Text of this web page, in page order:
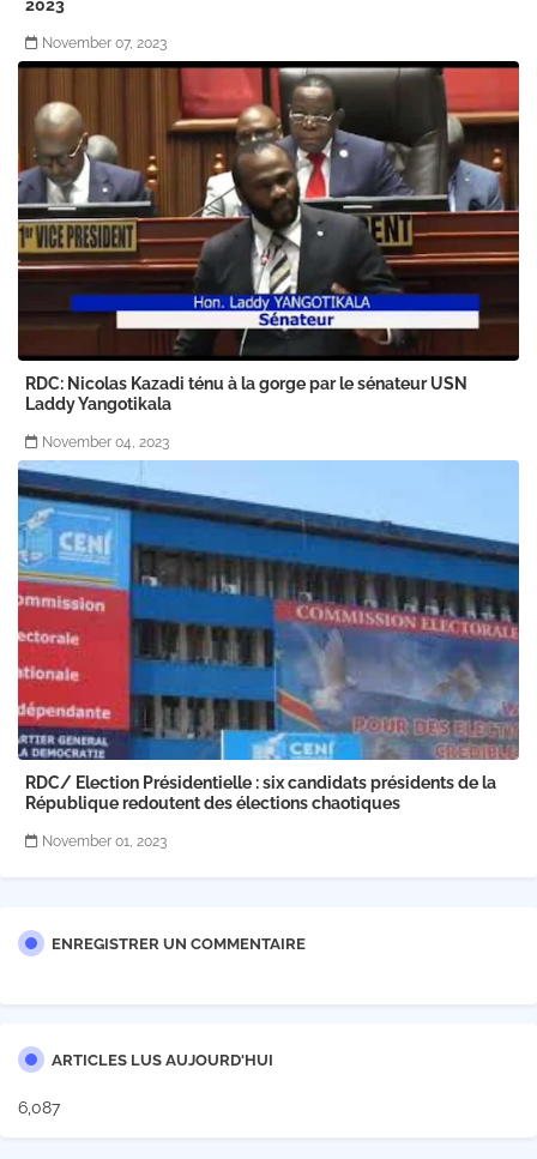
2023
November 07, 2023
RDC: Nicolas Kazadi ténu à la gorge par le sénateur USN
Laddy Yangotikala
November 04, 2023
RDC/ Election Présidentielle : six candidats présidents de la
République redoutent des élections chaotiques
November 01, 2023
ENREGISTRER UN COMMENTAIRE
ARTICLES LUS AUJOURD'HUI
6,087